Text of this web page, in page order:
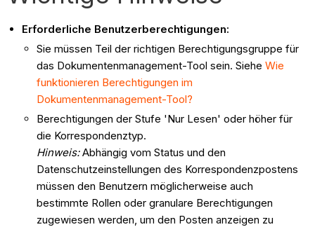
Erforderliche Benutzerberechtigungen:
Sie müssen Teil der richtigen Berechtigungsgruppe für
das Dokumentenmanagement-Tool sein. SieheWie
funktionieren Berechtigungen im
Dokumentenmanagement-Tool?
Berechtigungen der Stufe 'Nur Lesen' oder höher für
die Korrespondenztyp.
Hinweis:Abhängig vom Status und den
Datenschutzeinstellungen des Korrespondenzpostens
müssen den Benutzern möglicherweise auch
bestimmte Rollen oder granulare Berechtigungen
zugewiesen werden, um den Posten anzeigen zu